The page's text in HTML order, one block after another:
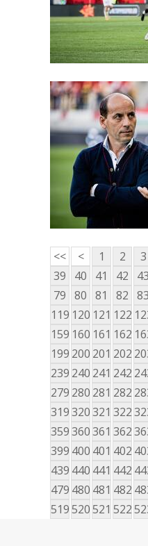
<< < 1 2 3
39
40 41 42 43
79 80 81 82 83
119 120 121 122
159 160 161 162
199 200 201 202
239 240 241 242
279 280 281 282
319320321 322
359360361 362
399 400 401 402
439 440 441 442
479 480 481 482
519520521 522